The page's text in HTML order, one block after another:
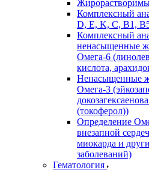
Комплексный
D, E, K, C, B1,
Комплексный
ненасыщенные
Омега-6
кислота,
Ненасыщенные
Омега-3
(токоферол))
Определение
внезапной
миокарда и
заболеваний)
Гематология